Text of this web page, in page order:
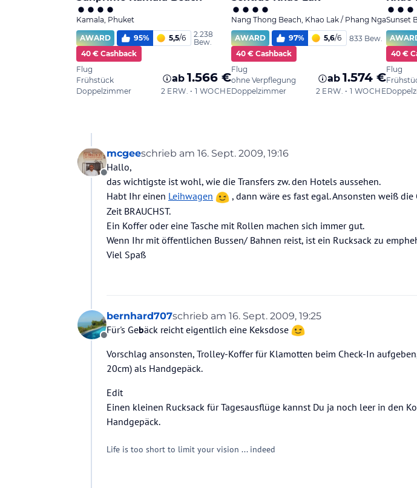
Offline
mcgeeschrieb am 16. Sept. 2009, 19:16
zuletzt editiert von
Hallo,
das wichtigste ist wohl, wie die Transfers zw. den Hotels aussehen.
Habt Ihr einen Leihwagen
, dann wäre es fast egal. Ansonsten weiß
Zeit BRAUCHST.
Ein Koffer oder eine Tasche mit Rollen machen sich immer gut.
Wenn Ihr mit öffentlichen Bussen/ Bahnen reist, ist ein Rucksack zu
Viel Spaß
Offline
bernhard707schrieb am 16. Sept. 2009, 19:25
zuletzt editiert von
Für's Gebäck reicht eigentlich eine Keksdose
Vorschlag ansonsten, Trolley-Koffer für Klamotten beim Check-In
20cm) als Handgepäck.
Edit
Einen kleinen Rucksack für Tagesausflüge kannst Du ja noch leer in den
Handgepäck.
Life is too short to limit your vision ... indeed